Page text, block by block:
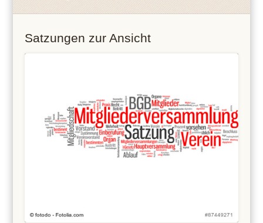
Satzungen zur Ansicht